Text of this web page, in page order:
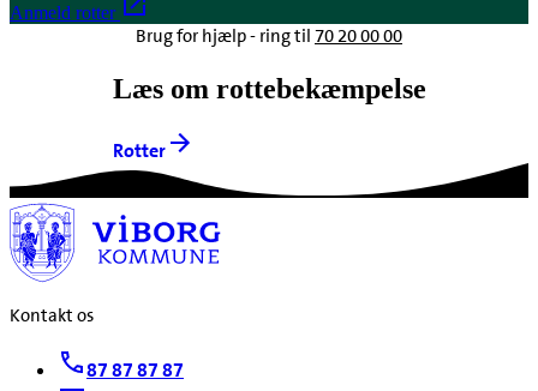
Anmeld rotter
Brug for hjælp - ring til 70 20 00 00
Læs om rottebekæmpelse
Rotter
Kontakt os
87 87 87 87